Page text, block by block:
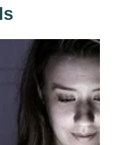
b
o